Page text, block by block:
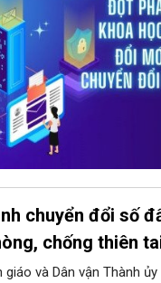
chuyển đổi số
chống thiên
giáo và Dân vận Thành